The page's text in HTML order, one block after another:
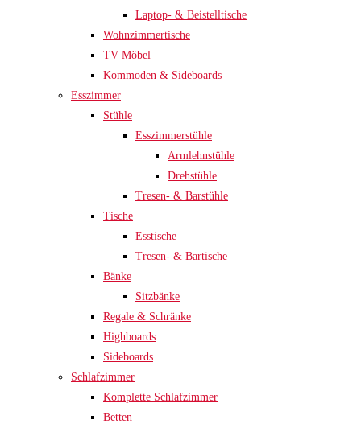
Laptop- & Beistelltische
Wohnzimmertische
TV Möbel
Kommoden & Sideboards
Esszimmer
Stühle
Esszimmerstühle
Armlehnstühle
Drehstühle
Tresen- & Barstühle
Tische
Esstische
Tresen- & Bartische
Bänke
Sitzbänke
Regale & Schränke
Highboards
Sideboards
Schlafzimmer
Komplette Schlafzimmer
Betten